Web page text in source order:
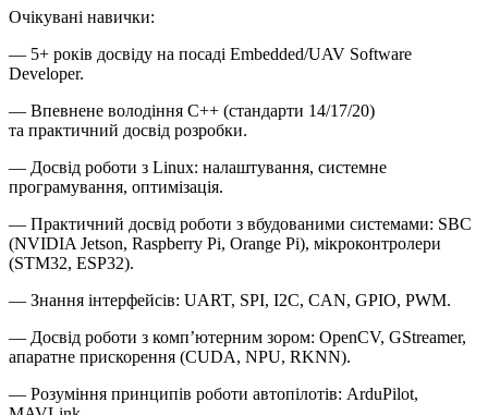
Очікувані навички:
— 5+ років досвіду на посаді Embedded/UAV Software
Developer.
— Впевнене володіння C++ (стандарти 14/17/20)
та практичний досвід розробки.
— Досвід роботи з Linux: налаштування, системне
програмування, оптимізація.
— Практичний досвід роботи з вбудованими системами: SBC
(NVIDIA Jetson, Raspberry Pi, Orange Pi), мікроконтролери
(STM32, ESP32).
— Знання інтерфейсів: UART, SPI, I2C, CAN, GPIO, PWM.
— Досвід роботи з комп’ютерним зором: OpenCV, GStreamer,
апаратне прискорення (CUDA, NPU, RKNN).
— Розуміння принципів роботи автопілотів: ArduPilot,